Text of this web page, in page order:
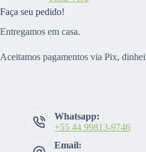
Faça seu pedido!
Entregamos em casa.
Aceitamos pagamentos via Pix,
Whatsapp:
+55 44 99813-9746
Email: